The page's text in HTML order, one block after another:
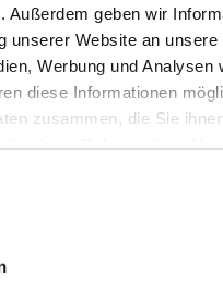
Außerdem geben wir
unserer Website an
Werbung und Analysen
diese Informationen
zusammen, die Sie